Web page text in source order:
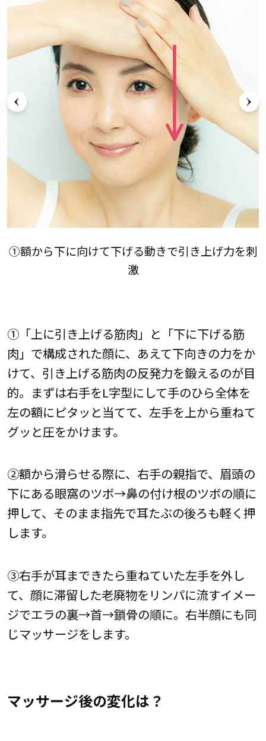
①額から下に向けて下げる動きで引き上げ力を刺
激
①「上に引き上げる筋肉」と「下に下げる筋
肉」で構成された顔に、あえて下向きの力をか
けて、引き上げる筋肉の反発力を鍛えるのが目
的。まずは右手をL字型にして手のひら全体を
左の額にピタッと当てて、左手を上から重ねて
グッと圧をかけます。
②額から滑らせる際に、右手の親指で、眉頭の
下にある眼窩のツボ→鼻の付け根のツボの順に
押して、そのまま指先で耳たぶの後ろも軽く押
します。
③右手が耳まできたら重ねていた左手を外し
て、顔に滞留した老廃物をリンパに流すイメー
ジでエラの裏→首→鎖骨の順に。右半顔にも同
じマッサージをします。
マッサージ後の変化は？